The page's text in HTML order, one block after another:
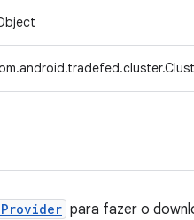
para fazer o